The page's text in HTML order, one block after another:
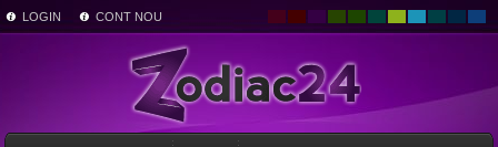
LOGIN CONT NOU